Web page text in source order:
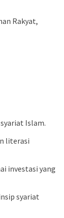
Rakyat,
Islam.
literasi
investasi yang
syariat